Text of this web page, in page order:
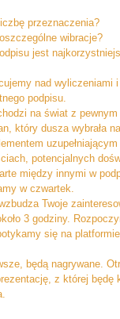
przeznaczenia?
wibracje?
jest
nad wyliczeniami i
podpisu.
na świat z pewnym
który dusza wybrała
potencjalnych
między innymi w
w czwartek.
Twoje
3 godziny.
się na platformie
będą nagrywane.
z której będę